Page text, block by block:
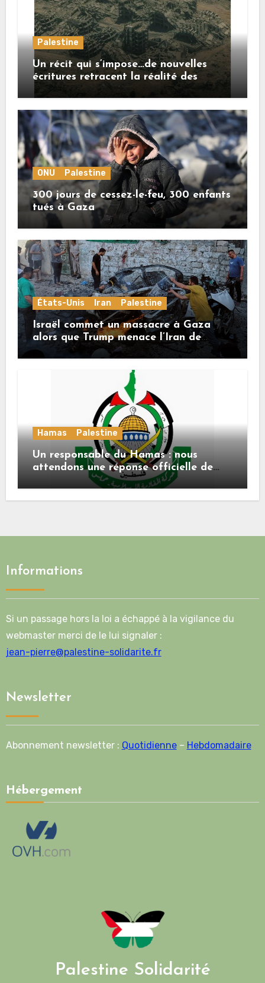
Palestine
Un récit qui s’impose…de nouvelles
écritures retracent la réalité des
crimes sionistes à Gaza
ONU Palestine
300 jours de cessez-le-feu, 300 enfants
tués à Gaza
États-Unis Iran Palestine
Israël commet un massacre à Gaza
alors que Trump menace l’Iran de
«décapitation»
Hamas Palestine
Un responsable du Hamas : nous
attendons une réponse officielle de
Mladenov concernant la feuille de
route de la deuxième phase de l’accord
Informations
Si un passage hors la loi a échappé à la vigilance du
webmaster merci de le lui signaler :
jean-pierre@palestine-solidarite.fr
Newsletter
Abonnement newsletter : Quotidienne– Hebdomadaire
Hébergement
Palestine Solidarité